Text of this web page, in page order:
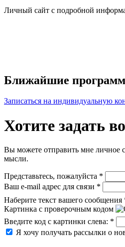
Личный сайт с подробной
Ближайшие
Записаться на индивидуальную
Хотите задать
Вы можете отправить мне личное
мысли.
Представьтесь, пожалуйста *
Ваш e-mail адрес для связи *
Наберите текст вашего сообщения
Картинка с проверочным кодом
Введите код с картинки слева: *
Я хочу получать рассылки о